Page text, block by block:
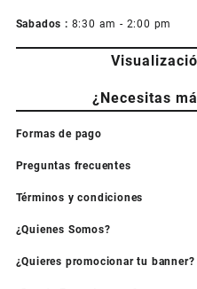
Sabados : 8:30 am - 2:00 pm
¿Necesitas
Formas de pago
Preguntas frecuentes
Términos y condiciones
¿Quienes Somos?
¿Quieres promocionar tu banner?